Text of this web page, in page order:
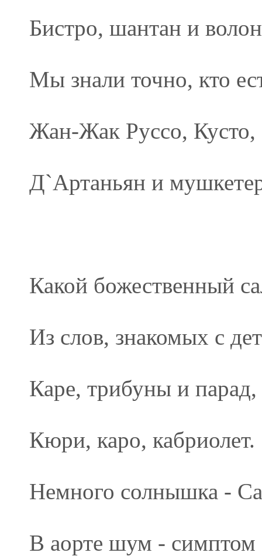
Бистро, шантан и
Мы знали точно, кто
Жан-Жак Руссо, Кусто,
Д`Артаньян и
Какой божественный
Из слов, знакомых с
Каре, трибуны и парад,
Кюри, каро, кабриолет.
Немного солнышка -
В аорте шум -